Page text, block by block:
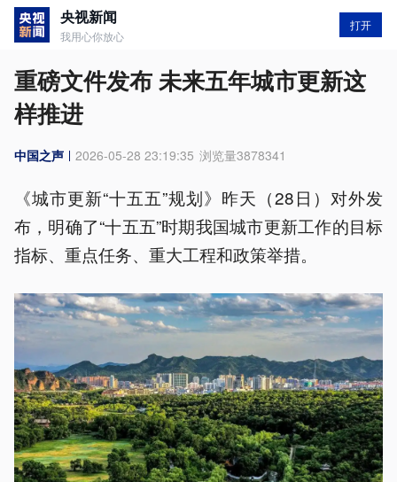
央视新闻
我用心你放心
打开
重磅文件发布 未来五年城市更新这
样推进
中国之声 2026-05-28 23:19:35 浏览量3878341
《城市更新“十五五”规划》昨天（28日）对外发
布，明确了“十五五”时期我国城市更新工作的目标
指标、重点任务、重大工程和政策举措。